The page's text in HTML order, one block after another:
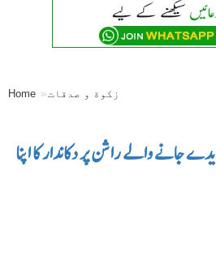
Home زکوة و صدقات
جانے والے راشن پر دکاندار کا اپنا